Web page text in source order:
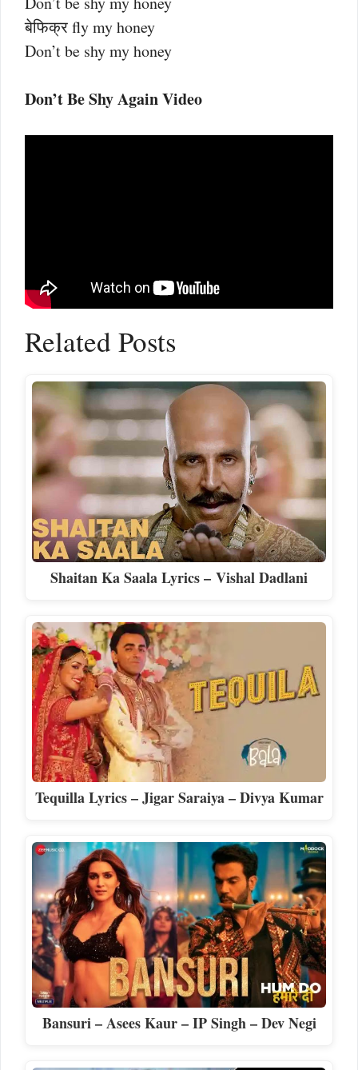
बेफिक्र fly my honey
Don’t be shy my honey
Don’t Be Shy Again Video
Related Posts
Shaitan Ka Saala Lyrics – Vishal Dadlani
Tequilla Lyrics – Jigar Saraiya – Divya Kumar
Bansuri – Asees Kaur – IP Singh – Dev Negi